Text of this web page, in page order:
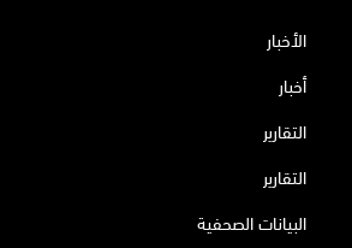
الأخبار
أخبار
التقارير
التقارير
البيانات الصحفية